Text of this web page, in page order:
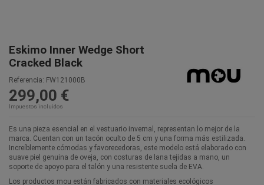
Eskimo Inner Wedge Short
Cracked Black
Referencia: FW121000B
299,00 €
Impuestos incluidos
Es una pieza esencial en el vestuario invernal, representan lo mejor de la
marca. Cuentan con un tacón oculto de 5 cm y una forma más estilizada.
Increíblemente cómodas y favorecedoras, este modelo está elaborado con
suave piel genuina de oveja, con costuras de lana tejidas a mano, un
soporte de apoyo para el talón y una resistente suela de EVA.
Los productos mou están fabricados con materiales ecológicos